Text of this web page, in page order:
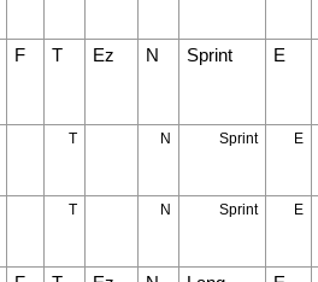
F T Ez N Sprint E
T N Sprint E
T N Sprint E